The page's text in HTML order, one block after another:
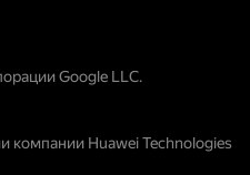
Google LLC.
компании Huawei Technologies